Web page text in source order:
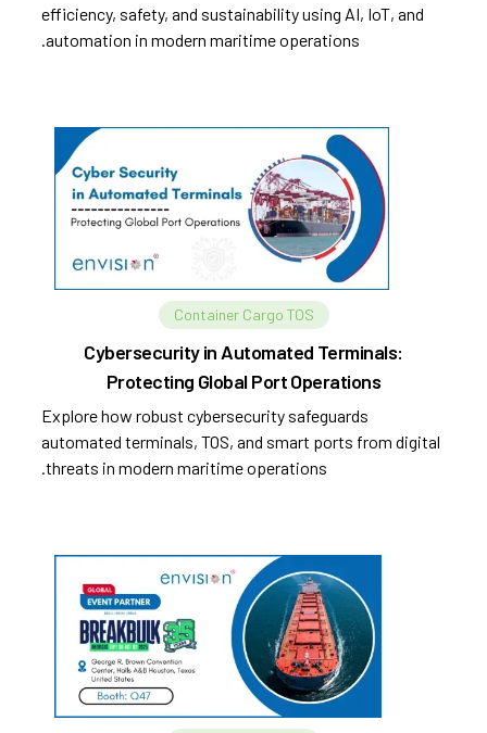
efficiency, safety, and sustainability using AI, IoT, and
automation in modern maritime operations.
Container Cargo TOS
Cybersecurity in Automated Terminals:
Protecting Global Port Operations
Explore how robust cybersecurity safeguards
automated terminals, TOS, and smart ports from digital
threats in modern maritime operations.